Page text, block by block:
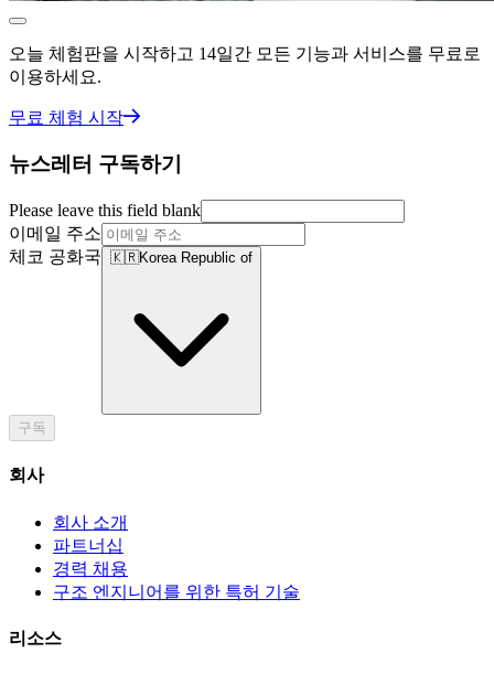
오늘 체험판을 시작하고 14일간 모든 기능과 서비스를 무료로
이용하세요.
무료 체험 시작
뉴스레터 구독하기
Please leave this field blank
이메일 주소
체코 공화국 🇰🇷Korea Republic of
구독
회사
회사 소개
파트너십
경력 채용
구조 엔지니어를 위한 특허 기술
리소스